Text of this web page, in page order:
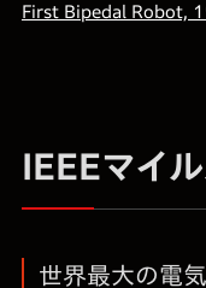
First Bipedal Robot,
IEEEマイ
世界最大の電